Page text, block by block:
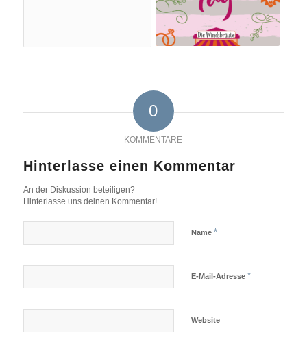
0
KOMMENTARE
Hinterlasse einen Kommentar
An der Diskussion beteiligen?
Hinterlasse uns deinen Kommentar!
Name *
E-Mail-Adresse *
Website